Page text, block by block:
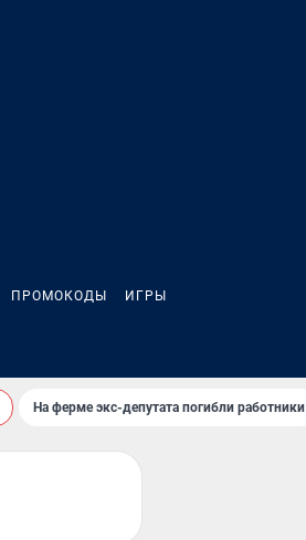
ПРОМОКОДЫ ИГРЫ
На ферме экс-депутата погибли работники